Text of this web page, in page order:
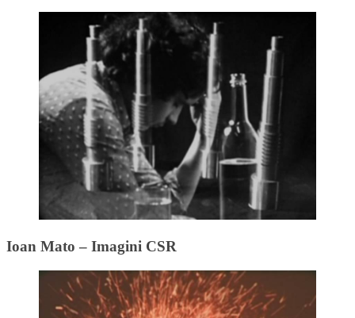
Ioan Mato – Imagini CSR